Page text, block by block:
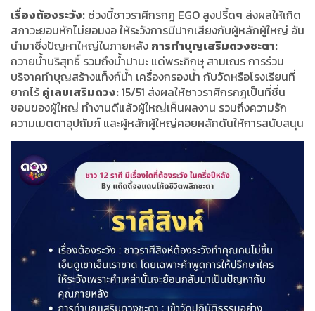
เรื่องต้องระวัง: ช่วงนี้ชาวราศีกรกฎ EGO สูงปรี้ดๆ ส่งผลให้เกิด
สภาวะยอมหักไม่ยอมงอ ให้ระวังการมีปากเสียงกับผู้หลักผู้ใหญ่ อัน
นำมาซึ่งปัญหาใหญ่ในภายหลัง การทำบุญเสริมดวงชะตา:
ถวายน้ำบริสุทธิ์ รวมถึงน้ำปานะ แด่พระภิกษุ สามเณร การร่วม
บริจาคทำบุญสร้างแท็งก์น้ำ เครื่องกรองน้ำ กับวัดหรือโรงเรียนที่
ยากไร้ คู่เลขเสริมดวง:15/51 ส่งผลให้ชาวราศีกรกฎเป็นที่ชื่น
ชอบของผู้ใหญ่ ทำงานดีแล้วผู้ใหญ่เห็นผลงาน รวมถึงความรัก
ความเมตตาอุปถัมภ์ และผู้หลักผู้ใหญ่คอยผลักดันให้การสนับสนุน